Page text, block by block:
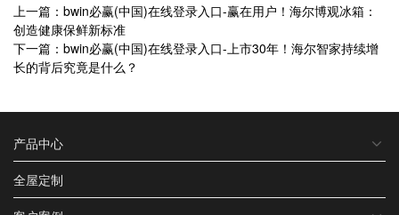
上一篇：bwin必赢(中国)在线登录入口-赢在用户！海尔博观冰箱：
创造健康保鲜新标准
下一篇：bwin必赢(中国)在线登录入口-上市30年！海尔智家持续增
长的背后究竟是什么？
产品中心
全屋定制